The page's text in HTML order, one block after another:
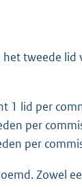
tweede lid
1 lid per
per
per
Zowel